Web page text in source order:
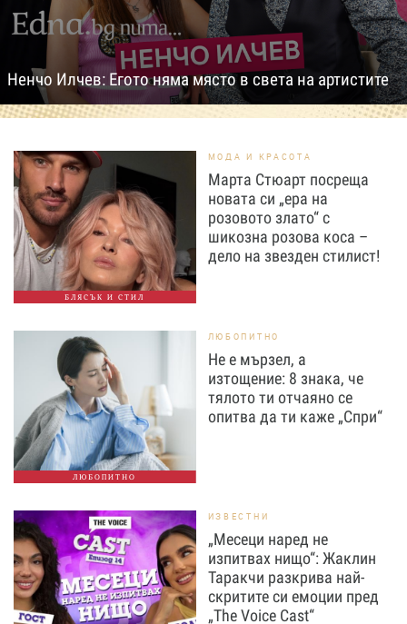
Ненчо Илчев: Егото няма място в света на артистите
БЛЯСЪК И СТИЛ
МОДА И КРАСОТА
Марта Стюарт посреща
новата си „ера на
розовото злато“ с
шикозна розова коса –
дело на звезден стилист!
ЛЮБОПИТНО
ЛЮБОПИТНО
Не е мързел, а
изтощение: 8 знака, че
тялото ти отчаяно се
опитва да ти каже „Спри“
ИЗВЕСТНИ
„Месеци наред не
изпитвах нищо“: Жаклин
Таракчи разкрива най-
скритите си емоции пред
„The Voice Cast“